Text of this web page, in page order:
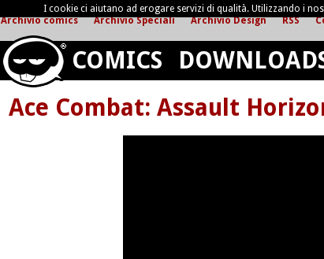
Archivio comics Archivio Speciali Archivio Design RSS
COMICS
Ace Combat: Assault
I cookie ci aiutano ad erogare servizi di qualità. Utilizzando i